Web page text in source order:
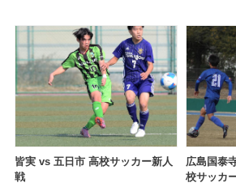
皆実 vs 五日市 高校サッカー新人
戦
広島国泰
校サッカ